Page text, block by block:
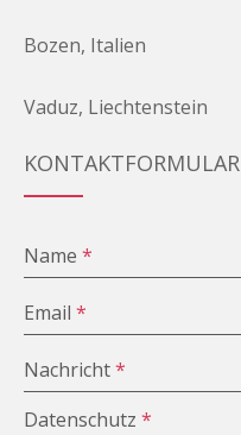
Bozen, Italien
Vaduz, Liechtenstein
KONTAKTFORMULAR
Name*
Email*
Nachricht*
Datenschutz*